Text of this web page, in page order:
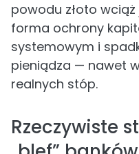
powodu złoto
forma ochrony
systemowym i
pieniądza — nawet
realnych stóp.
Rzeczywiste